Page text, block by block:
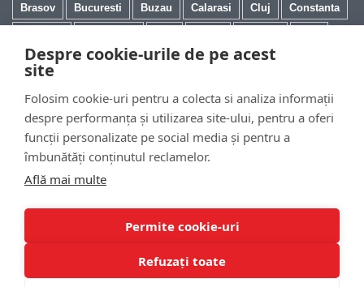
Brasov
Bucuresti Buzau Calarasi Cluj
Constanta
Harghita
Hunedoara Iasi Ilfov Mehedinti
Neamt
Suceava
Teleorman Timis Tulcea Vaslui
Tematica Tablouri Politica de Confidentialitate
Cum Vand Tablouri
Despre cookie-urile de pe acest
site
Folosim cookie-uri pentru a colecta si analiza informații
despre performanța și utilizarea site-ului, pentru a oferi
funcții personalizate pe social media și pentru a
îmbunătăți conținutul reclamelor.
Află mai multe
Permite cookie-uri
Refuzați toate